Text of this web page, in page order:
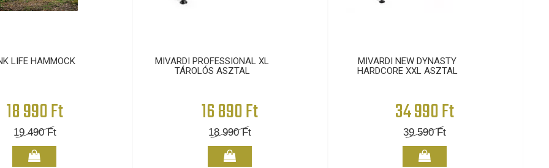
LIFE HAMMOCK
18 990 Ft
19 490Ft
MIVARDI PROFESSIONAL XL
TÁROLÓS ASZTAL
16 890 Ft
18 990Ft
MIVARDI NEW DYNASTY
HARDCORE XXL ASZTAL
34 990 Ft
39 590Ft